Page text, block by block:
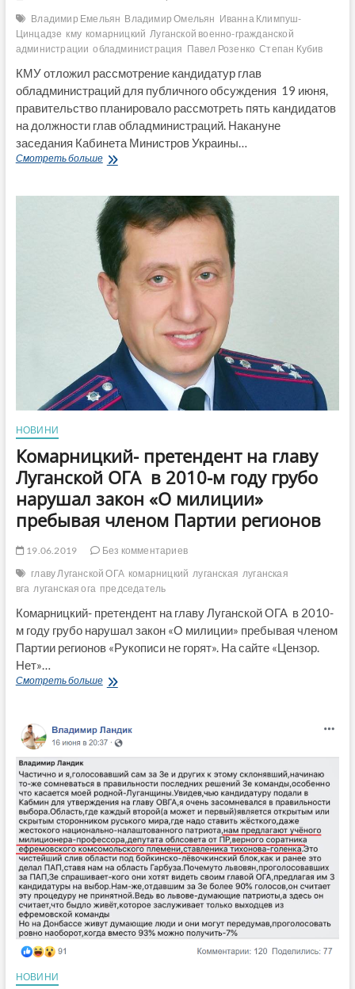
Владимир Емельян Владимир Омельян Иванна Климпуш-
Цинцадзе кму комарницкий Луганской военно-гражданской
администрации обладминистрация Павел Розенко Степан Кубив
КМУ отложил рассмотрение кандидатур глав
обладминистраций для публичного обсуждения 19 июня,
правительство планировало рассмотреть пять кандидатов
на должности глав обладминистраций. Накануне
заседания Кабинета Министров Украины…
Смотреть большеКМУ
кандидатур
глав
обладминистраций
публичного
обсуждения
(Видео)
НОВИНИ
Комарницкий- претендент на главу
Луганской ОГА в 2010-м году грубо
нарушал закон «О милиции»
пребывая членом Партии регионов
19.06.2019
Без комментариев
главу Луганской ОГА комарницкий луганская луганская
вга луганская ога председатель
Комарницкий- претендент на главу Луганской ОГА в 2010-
м году грубо нарушал закон «О милиции» пребывая членом
Партии регионов «Рукописи не горят». На сайте «Цензор.
Нет»…
Смотреть большеКомарницкий-
Луганской
ОГА
2010-
м
году
грубо
нарушал
закон
«О
милиции»
пребывая
членом
Партии
регионов
НОВИНИ